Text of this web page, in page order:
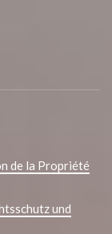
de la Propriété
und